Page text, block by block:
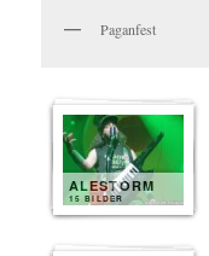
Paganfest
ALESTORM
15 BILDER